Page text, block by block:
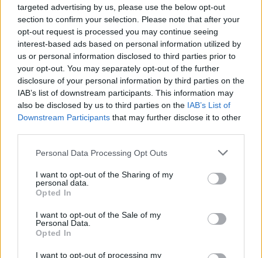
targeted advertising by us, please use the below opt-out
section to confirm your selection. Please note that after your
opt-out request is processed you may continue seeing
interest-based ads based on personal information utilized by
us or personal information disclosed to third parties prior to
your opt-out. You may separately opt-out of the further
disclosure of your personal information by third parties on the
IAB’s list of downstream participants. This information may
also be disclosed by us to third parties on the IAB’s List of
Downstream Participants that may further disclose it to other
Please note that this website/app uses one or more Google
not limited to your visit or usage behaviour. You may click to
grant or deny consent to Google and its third-party tags to
use your data for below specified purposes in below Google
consent section.
Personal Data Processing Opt Outs
I want to opt-out of the Sharing of my
personal data.
Opted In
I want to opt-out of the Sale of my
Personal Data.
Opted In
I want to opt-out of processing my
sviluppo cerebrale
Beatrice Bonaventura · 6 Ago 2026
Manie di persecuzione: cause, sintomi e strategie di
gestione
Beatrice Bonaventura · 5 Ago 2026